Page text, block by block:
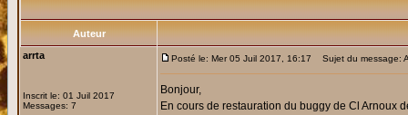
Auteur
arrta
Inscrit le: 01 Juil 2017
Messages: 7
Posté le: Mer 05 Juil 2017, 16:17 Sujet du message:
Bonjour,
En cours de restauration du buggy de Cl Arnoux